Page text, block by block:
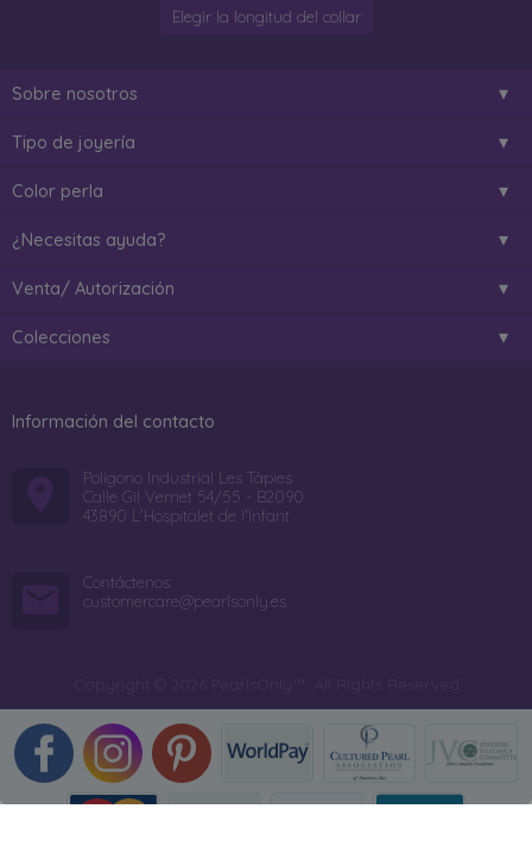
Elegir la longitud del collar
Sobre nosotros
Tipo de joyería
Color perla
¿Necesitas ayuda?
Venta/ Autorización
Colecciones
Información del contacto
Poligono Industrial Les Tàpies
Calle Gil Vernet 54/55 - B2090
43890 L'Hospitalet de l'Infant
Contáctenos:
customercare@pearlsonly.es